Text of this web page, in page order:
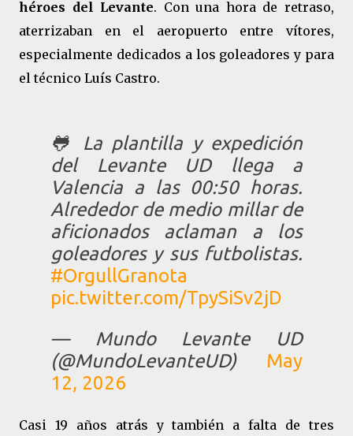
héroes del Levante. Con una hora de retraso,
aterrizaban en el aeropuerto entre vítores,
especialmente dedicados a los goleadores y para
el técnico Luís Castro.
🐸 La plantilla y expedición
del Levante UD llega a
Valencia a las 00:50 horas.
Alrededor de medio millar de
aficionados aclaman a los
goleadores y sus futbolistas.
#OrgullGranota
pic.twitter.com/TpySiSv2jD
— Mundo Levante UD
(@MundoLevanteUD) May
12, 2026
Casi 19 años atrás y también a falta de tres